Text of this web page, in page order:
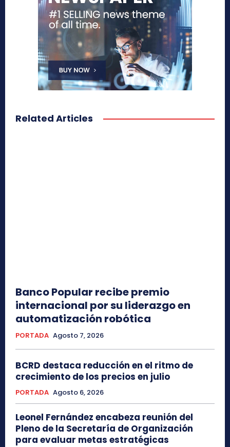
Related Articles
Banco Popular recibe premio
internacional por su liderazgo en
automatización robótica
PORTADA Agosto 7, 2026
BCRD destaca reducción en el ritmo de
crecimiento de los precios en julio
PORTADA Agosto 6, 2026
Leonel Fernández encabeza reunión del
Pleno de la Secretaría de Organización
para evaluar metas estratégicas